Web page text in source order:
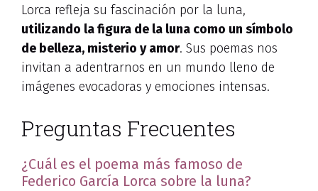
Lorca refleja su fascinación por la luna,
utilizando la figura de la luna como un símbolo
de belleza, misterio y amor. Sus poemas nos
invitan a adentrarnos en un mundo lleno de
imágenes evocadoras y emociones intensas.
Preguntas Frecuentes
¿Cuál es el poema más famoso de
Federico García Lorca sobre la luna?